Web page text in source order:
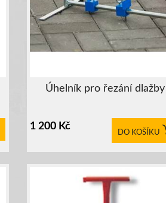
Úhelník pro řezání dlažby
1 200 Kč
DO KOŠÍKU